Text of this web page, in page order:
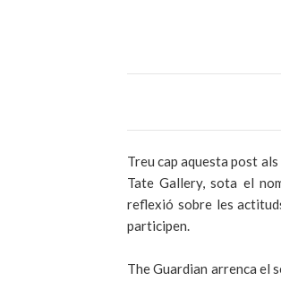
Treu cap aquesta post
Tate Gallery, sota el
reflexió sobre les
participen.
The Guardian arrenca el